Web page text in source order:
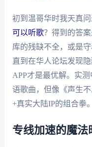
初到温哥华时我天真问
可以听歌？得到的答
库的残缺不全，或是
直到在华人论坛发现
APP才是最优解。实
语歌曲，但像《声生
+真实大陆IP的组合拳。
专线加速的魔法